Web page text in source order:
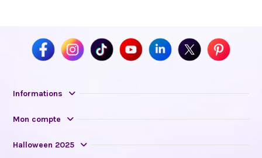
Informations
Mon compte
Halloween 2025